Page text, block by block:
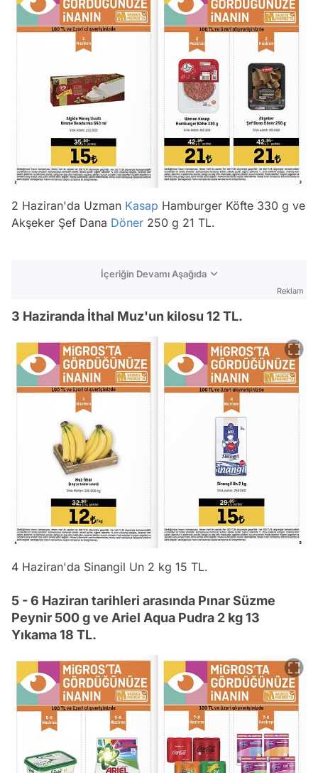
2 Haziran'da Uzman Kasap Hamburger Köfte 330 g ve
Akşeker Şef Dana Döner 250 g 21 TL.
İçeriğin Devamı Aşağıda
Reklam
3 Haziranda İthal Muz'un kilosu 12 TL.
4 Haziran'da Sinangil Un 2 kg 15 TL.
5 - 6 Haziran tarihleri arasında Pınar Süzme
Peynir 500 g ve Ariel Aqua Pudra 2 kg 13
Yıkama 18 TL.